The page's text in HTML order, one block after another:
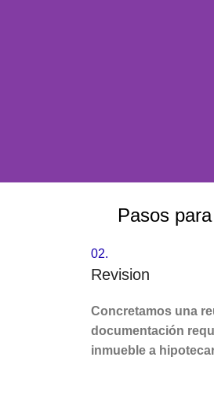
Pasos
02.
Revision
Concretamos una
documentación
inmueble a